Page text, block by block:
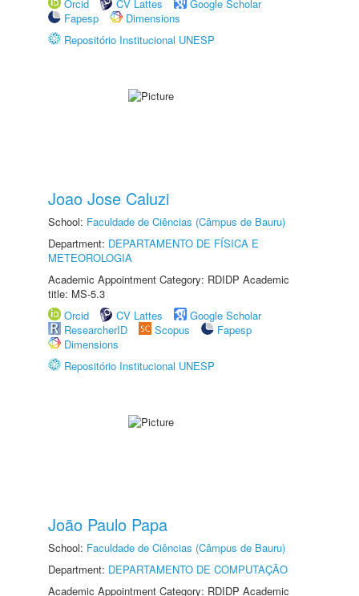
Orcid
CV Lattes
Google Scholar
Fapesp
Dimensions
Repositório Institucional UNESP
Joao Jose Caluzi
School: Faculdade de Ciências (Câmpus de Bauru)
Department: DEPARTAMENTO DE FÍSICA E
METEOROLOGIA
Academic Appointment Category: RDIDP Academic
title: MS-5.3
Orcid
CV Lattes
Google Scholar
ResearcherID
Scopus
Fapesp
Dimensions
Repositório Institucional UNESP
João Paulo Papa
School: Faculdade de Ciências (Câmpus de Bauru)
Department: DEPARTAMENTO DE COMPUTAÇÃO
Academic Appointment Category: RDIDP Academic